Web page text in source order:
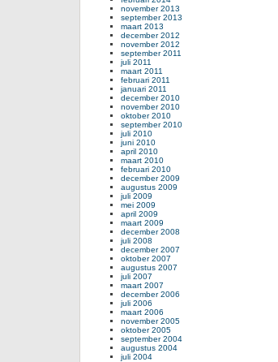
november 2013
september 2013
maart 2013
december 2012
november 2012
september 2011
juli 2011
maart 2011
februari 2011
januari 2011
december 2010
november 2010
oktober 2010
september 2010
juli 2010
juni 2010
april 2010
maart 2010
februari 2010
december 2009
augustus 2009
juli 2009
mei 2009
april 2009
maart 2009
december 2008
juli 2008
december 2007
oktober 2007
augustus 2007
juli 2007
maart 2007
december 2006
juli 2006
maart 2006
november 2005
oktober 2005
september 2004
augustus 2004
juli 2004